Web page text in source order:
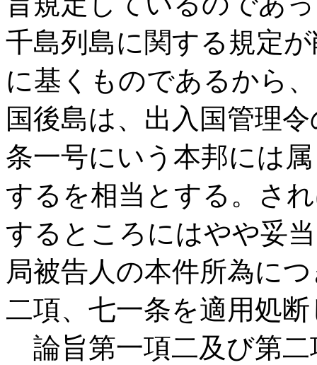
千島列島に関する規定
に基くものであるから
国後島は、出入国管理
条一号にいう本邦には
するを相当とする。さ
するところにはやや妥
局被告人の本件所為に
二項、七一条を適用処
論旨第一項二及び第二